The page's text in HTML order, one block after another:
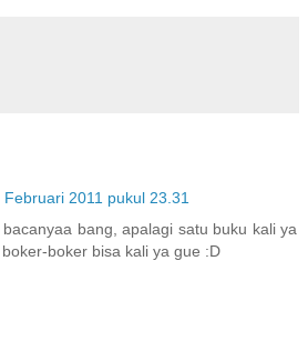
Februari 2011 pukul 23.31
bang, apalagi satu buku kali ya
boker bisa kali ya gue :D